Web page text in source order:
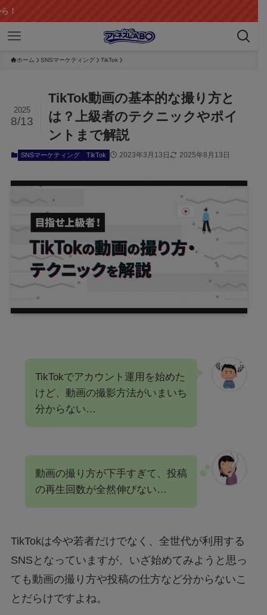
ホーム SNSマーケティング TikTok
TikTok動画の基本的な撮り方と
は？上級者のテクニックやポイ
ントまで解説
2025
8/13
SNSマーケティング TikTok 2023年3月13日 2025年8月13日
TikTokでアカウント運用を始めた
けど、動画の撮影方法がいまいち
分からない…
動画の撮り方が下手すぎて、投稿
の再生回数が全然伸びない…
TikTokは今や若者だけでなく、全世代が利用する
SNSとなっていますが、いざ始めてみようと思っ
ても動画の撮り方や投稿の仕方など分からないこ
とだらけですよね。